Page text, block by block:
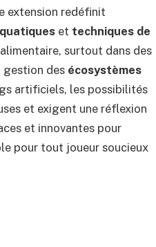
extension redéfinit
et techniques de
surtout dans des
gestion des écosystèmes
artificiels, les possibilités
et exigent une réflexion
et innovantes pour
pour tout joueur soucieux